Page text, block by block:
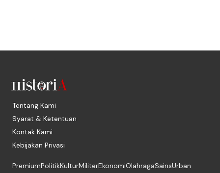
Tentang Kami
Syarat & Ketentuan
Kontak Kami
Kebijakan Privasi
PremiumPolitikKulturMiliterEkonomiOlahragaSainsUrban